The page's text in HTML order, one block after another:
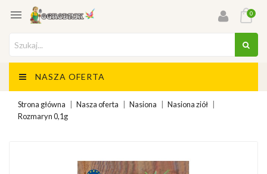
 0
NASZA OFERTA
Strona główna Nasza oferta Nasiona
Nasiona ziół
Rozmaryn 0,1g